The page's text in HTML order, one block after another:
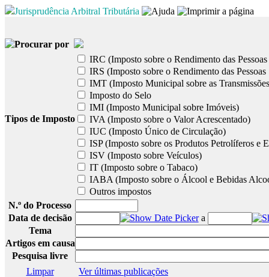
Jurisprudência Arbitral Tributária
Procurar por
IRC (Imposto sobre o Rendimento das
IRS (Imposto sobre o Rendimento das Pessoas
IMT (Imposto Municipal sobre as
Imposto do Selo
IMI (Imposto Municipal sobre Imóveis)
Tipos de Imposto
IVA (Imposto sobre o Valor Acrescentado)
IUC (Imposto Único de Circulação)
ISP (Imposto sobre os Produtos Petrolíferos e
ISV (Imposto sobre Veículos)
IT (Imposto sobre o Tabaco)
IABA (Imposto sobre o Álcool e Bebidas
Outros impostos
N.º do Processo
Data de decisão
a
Tema
Artigos em causa
Pesquisa livre
Limpar
Ver últimas publicações